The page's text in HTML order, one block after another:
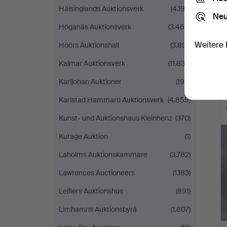
Hälsinglands Auktionsverk
(4.192)
Höganäs Auktionsverk
(3.465)
Höörs Auktionshall
(3.891)
Kalmar Auktionsverk
(11.833)
Karljohan Auktioner
(199)
Karlstad Hammarö Auktionsverk (4.855)
Kunst- und Auktionshaus Kleinhenz (370)
Kurage Auktion
(1)
Laholms Auktionskammare
(3.782)
Lawrences Auctioneers
(1.183)
Leiflers Auktionshus
(891)
Limhamns Auktionsbyrå
(1.807)
Weitere